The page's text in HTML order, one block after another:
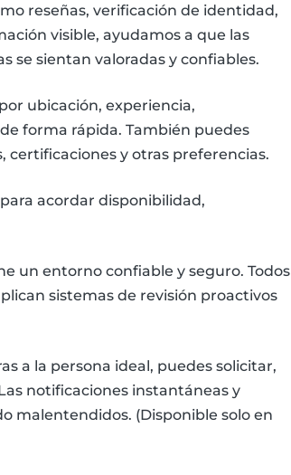
reseñas, verificación de identidad,
visible, ayudamos a que las
se sientan valoradas y confiables.
ubicación, experiencia,
forma rápida. También puedes
certificaciones y otras preferencias.
acordar disponibilidad,
un entorno confiable y seguro. Todos
sistemas de revisión proactivos
a la persona ideal, puedes solicitar,
notificaciones instantáneas y
malentendidos. (Disponible solo en